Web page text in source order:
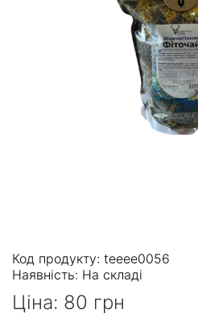
Код продукту: teeee0056
Наявність: На складі
Ціна: 80 грн